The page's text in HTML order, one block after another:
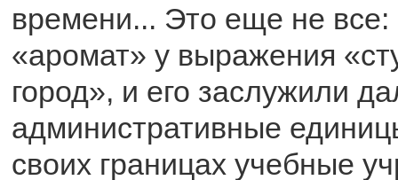
времени... Это еще не все:
«аромат» у выражения
город», и его заслужили
административные
своих границах учебные